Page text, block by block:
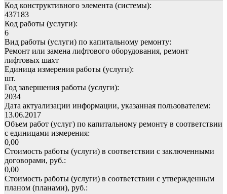
Код конструктивного элемента (системы):
437183
Код работы (услуги):
6
Вид работы (услуги) по капитальному ремонту:
Ремонт или замена лифтового оборудования, ремонт
лифтовых шахт
Единица измерения работы (услуги):
шт.
Год завершения работы (услуги):
2034
Дата актуализации информации, указанная пользователем:
13.06.2017
Объем работ (услуг) по капитальному ремонту в соответствии
с единицами измерения:
0,00
Стоимость работы (услуги) в соответствии с заключенными
договорами, руб.:
0,00
Стоимость работы (услуги) в соответствии с утвержденным
планом (планами), руб.: